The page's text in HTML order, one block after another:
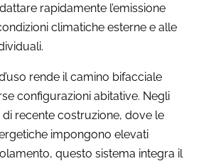
rapidamente l’emissione
climatiche esterne e alle
rende il camino bifacciale
configurazioni abitative. Negli
recente costruzione, dove le
impongono elevati
questo sistema integra il